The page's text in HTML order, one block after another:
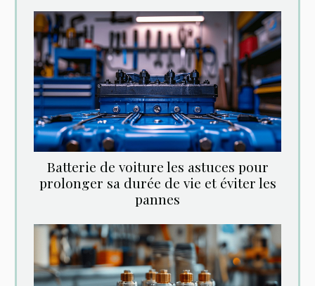
Batterie de voiture les astuces pour
prolonger sa durée de vie et éviter les
pannes